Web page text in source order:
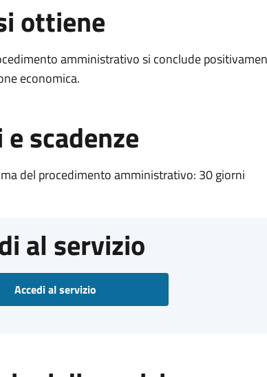
ottiene
amministrativo si conclude
economica.
scadenze
del procedimento amministrativo: 30 giorni
al servizio
Accedi al servizio